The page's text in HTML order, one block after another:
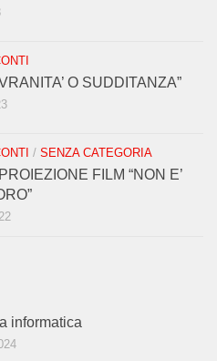
O SUDDITANZA”
/ SENZA CATEGORIA
FILM “NON E’
informatica